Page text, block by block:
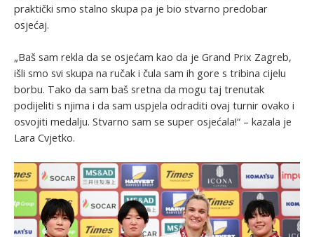
praktički smo stalno skupa pa je bio stvarno predobar
osjećaj.
„Baš sam rekla da se osjećam kao da je Grand Prix Zagreb,
išli smo svi skupa na ručak i čula sam ih gore s tribina cijelu
borbu. Tako da sam baš sretna da mogu taj trenutak
podijeliti s njima i da sam uspjela odraditi ovaj turnir ovako i
osvojiti medalju. Stvarno sam se super osjećala!“ – kazala je
Lara Cvjetko.